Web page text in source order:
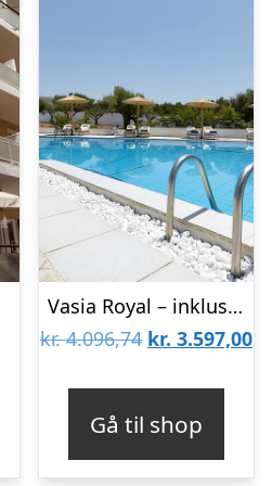
Vasia Royal – inklusiv billeje
kr.4.096,74 Den
var:
kr. 4.096,74.
kr. 3.597,00
Gå til shop